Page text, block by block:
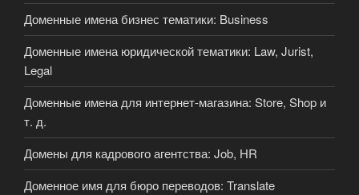
Доменные имена бизнес тематики: Business
Доменные имена юридической тематики: Law, Jurist,
Legal
Доменные имена для интернет-магазина: Store, Shop и
т. д.
Домены для кадрового агентства: Job, HR
Доменное имя для бюро переводов: Translate